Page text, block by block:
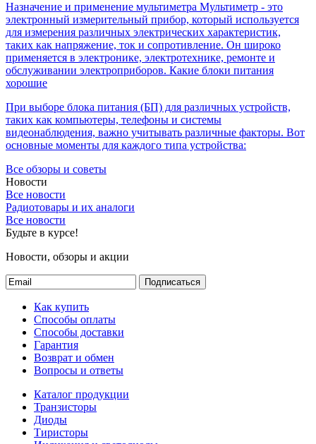
Назначение и применение мультиметра Мультиметр - это
электронный измерительный прибор, который используется
для измерения различных электрических характеристик,
таких как напряжение, ток и сопротивление. Он широко
применяется в электронике, электротехнике, ремонте и
обслуживании электроприборов. Какие блоки питания
хорошие
При выборе блока питания (БП) для различных устройств,
таких как компьютеры, телефоны и системы
видеонаблюдения, важно учитывать различные факторы. Вот
основные моменты для каждого типа устройства:
Все обзоры и советы
Новости
Все новости
Радиотовары и их аналоги
Все новости
Будьте в курсе!
Новости, обзоры и акции
Подписаться
Как купить
Способы оплаты
Способы доставки
Гарантия
Возврат и обмен
Вопросы и ответы
Каталог продукции
Транзисторы
Диоды
Тиристоры